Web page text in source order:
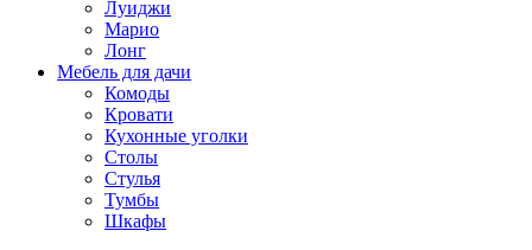
Луиджи
Марио
Лонг
Мебель для дачи
Комоды
Кровати
Кухонные уголки
Столы
Стулья
Тумбы
Шкафы